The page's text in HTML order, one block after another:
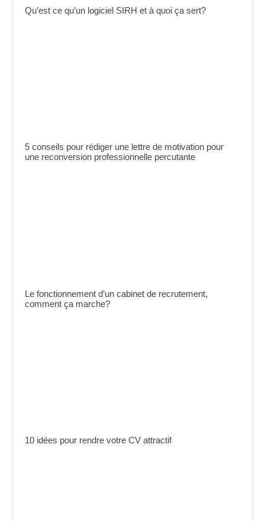
Qu’est ce qu’un logiciel SIRH et à quoi ça sert?
5 conseils pour rédiger une lettre de motivation pour
une reconversion professionnelle percutante
Le fonctionnement d’un cabinet de recrutement,
comment ça marche?
10 idées pour rendre votre CV attractif